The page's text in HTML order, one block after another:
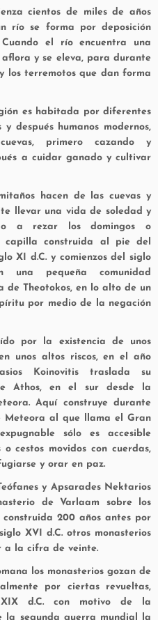
cientos de miles de años
río se forma por deposición
el río encuentra una
y se eleva, para durante
los terremotos que dan forma
es habitada por diferentes
después humanos modernos,
primero cazando y
a cuidar ganado y cultivar
hacen de las cuevas y
llevar una vida de soledad y
a rezar los domingos o
capilla construida al pie del
XI d.C. y comienzos del siglo
pequeña comunidad
de Theotokos, en lo alto de un
por medio de la negación
por la existencia de unos
unos altos riscos, en el año
Koinovitis traslada su
Athos, en el sur desde la
Aquí construye durante
Meteora al que llama el Gran
sólo es accesible
cestos movidos con cuerdas,
y orar en paz.
y Apsarades Nektarios
de Varlaam sobre los
200 años antes por
XVI d.C. otros monasterios
a la cifra de veinte.
los monasterios gozan de
por ciertas revueltas,
d.C. con motivo de la
la segunda guerra mundial la